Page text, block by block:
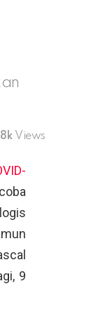
8k Views
9